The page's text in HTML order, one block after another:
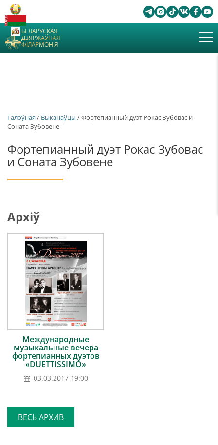
БЕЛАРУСКАЯ
ДЗЯРЖАЎНАЯ
ФІЛАРМОНІЯ
Галоўная / Выканаўцы / Фортепианный дуэт Рокас Зубовас и
Соната Зубовене
Фортепианный дуэт Рокас Зубовас
и Соната Зубовене
Архіў
Международные
музыкальные вечера
фортепианных дуэтов
«DUETTISSIMO»
03.03.2017 19:00
ВЕСЬ АРХИВ